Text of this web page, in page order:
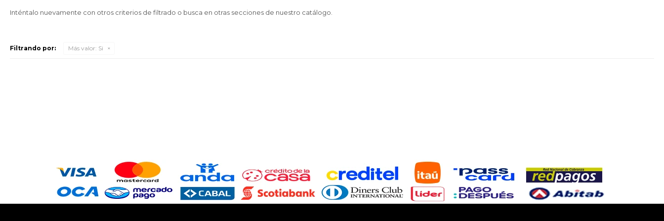
Inténtalo nuevamente con otros criterios de filtrado o busca en otras secciones de nuestro catálogo.
Filtrando por: Más valor: Si